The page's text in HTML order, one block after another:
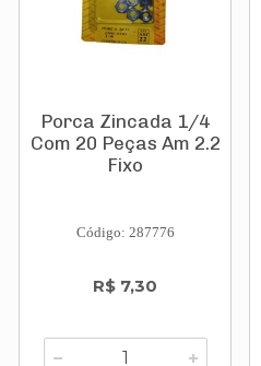
Porca Zincada 1/4
Com 20 Peças Am 2.2
Fixo
Código: 287776
R$ 7,30